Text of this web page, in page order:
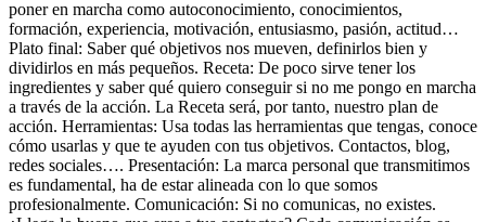
poner en marcha como autoconocimiento, conocimientos,
formación, experiencia, motivación, entusiasmo, pasión, actitud…
Plato final: Saber qué objetivos nos mueven, definirlos bien y
dividirlos en más pequeños. Receta: De poco sirve tener los
ingredientes y saber qué quiero conseguir si no me pongo en marcha
a través de la acción. La Receta será, por tanto, nuestro plan de
acción. Herramientas: Usa todas las herramientas que tengas, conoce
cómo usarlas y que te ayuden con tus objetivos. Contactos, blog,
redes sociales…. Presentación: La marca personal que transmitimos
es fundamental, ha de estar alineada con lo que somos
profesionalmente. Comunicación: Si no comunicas, no existes.